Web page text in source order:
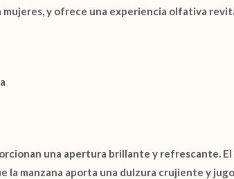
mujeres, y ofrece una experiencia olfativa
una apertura brillante y refrescante.
la manzana aporta una dulzura crujiente y